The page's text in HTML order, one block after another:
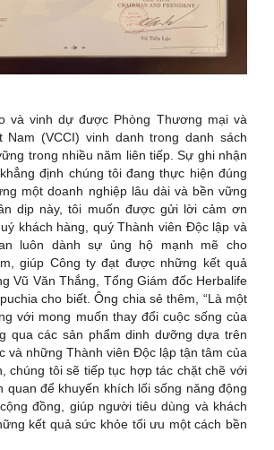
và vinh dự được Phòng Thương mại và
Nam (VCCI) vinh danh trong danh sách
trong nhiều năm liên tiếp. Sự ghi nhận
định chúng tôi đang thực hiện đúng
một doanh nghiệp lâu dài và bền vững
dịp này, tôi muốn được gửi lời cảm ơn
khách hàng, quý Thành viên Độc lập và
luôn dành sự ủng hộ mạnh mẽ cho
giúp Công ty đạt được những kết quả
Vũ Văn Thắng, Tổng Giám đốc Herbalife
cho biết. Ông chia sẻ thêm, “Là một
với mong muốn thay đổi cuộc sống của
qua các sản phẩm dinh dưỡng dựa trên
và những Thành viên Độc lập tận tâm của
chúng tôi sẽ tiếp tục hợp tác chặt chẽ với
quan để khuyến khích lối sống năng động
đồng, giúp người tiêu dùng và khách
kết quả sức khỏe tối ưu một cách bền